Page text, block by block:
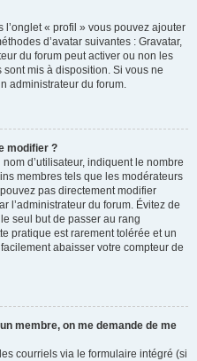
l’onglet « profil » vous pouvez ajouter
d’avatar suivantes : Gravatar,
du forum peut activer ou non les
mis à disposition. Si vous ne
administrateur du forum.
modifier ?
d’utilisateur, indiquent le nombre
membres tels que les modérateurs
pas directement modifier
l’administrateur du forum. Évitez de
seul but de passer au rang
pratique est rarement tolérée et un
abaisser votre compteur de
membre, on me demande de me
courriels via le formulaire intégré (si